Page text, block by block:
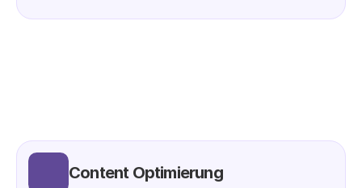
Content Optimierung